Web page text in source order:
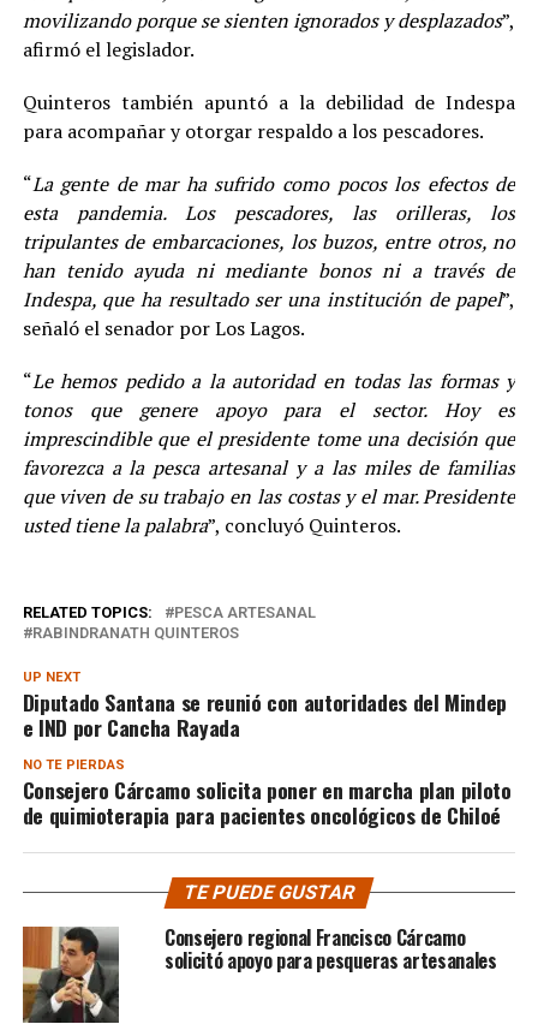
movilizando porque se sienten ignorados y desplazados”,
afirmó el legislador.
Quinteros también apuntó a la debilidad de Indespa
para acompañar y otorgar respaldo a los pescadores.
“La gente de mar ha sufrido como pocos los efectos de
esta pandemia. Los pescadores, las orilleras, los
tripulantes de embarcaciones, los buzos, entre otros, no
han tenido ayuda ni mediante bonos ni a través de
Indespa, que ha resultado ser una institución de papel”,
señaló el senador por Los Lagos.
“Le hemos pedido a la autoridad en todas las formas y
tonos que genere apoyo para el sector. Hoy es
imprescindible que el presidente tome una decisión que
favorezca a la pesca artesanal y a las miles de familias
que viven de su trabajo en las costas y el mar. Presidente
usted tiene la palabra”, concluyó Quinteros.
RELATED TOPICS:
PESCA ARTESANAL
RABINDRANATH QUINTEROS
UP NEXT
Diputado Santana se reunió con autoridades del Mindep
e IND por Cancha Rayada
NO TE PIERDAS
Consejero Cárcamo solicita poner en marcha plan piloto
de quimioterapia para pacientes oncológicos de Chiloé
TE PUEDE GUSTAR
Consejero regional Francisco Cárcamo
solicitó apoyo para pesqueras artesanales